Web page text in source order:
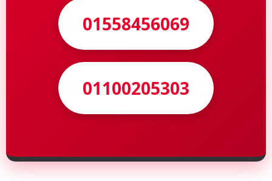
01558456069
01100205303